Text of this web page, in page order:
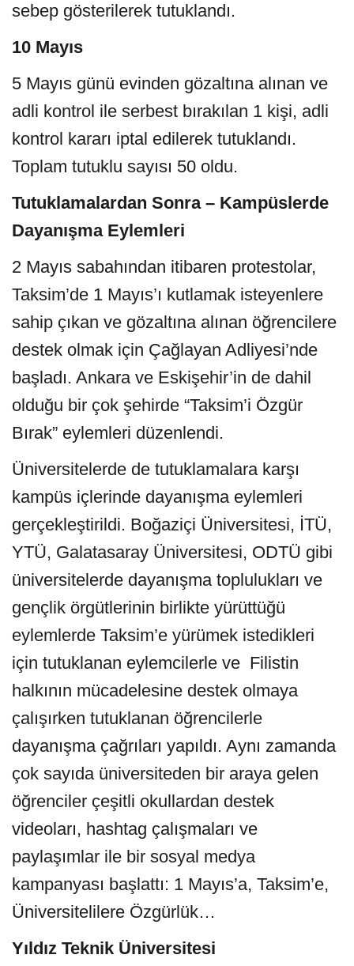
sebep gösterilerek tutuklandı.
10 Mayıs
5 Mayıs günü evinden gözaltına alınan ve
adli kontrol ile serbest bırakılan 1 kişi, adli
kontrol kararı iptal edilerek tutuklandı.
Toplam tutuklu sayısı 50 oldu.
Tutuklamalardan Sonra – Kampüslerde
Dayanışma Eylemleri
2 Mayıs sabahından itibaren protestolar,
Taksim’de 1 Mayıs’ı kutlamak isteyenlere
sahip çıkan ve gözaltına alınan öğrencilere
destek olmak için Çağlayan Adliyesi’nde
başladı. Ankara ve Eskişehir’in de dahil
olduğu bir çok şehirde “Taksim’i Özgür
Bırak” eylemleri düzenlendi.
Üniversitelerde de tutuklamalara karşı
kampüs içlerinde dayanışma eylemleri
gerçekleştirildi. Boğaziçi Üniversitesi, İTÜ,
YTÜ, Galatasaray Üniversitesi, ODTÜ gibi
üniversitelerde dayanışma toplulukları ve
gençlik örgütlerinin birlikte yürüttüğü
eylemlerde Taksim’e yürümek istedikleri
için tutuklanan eylemcilerle ve Filistin
halkının mücadelesine destek olmaya
çalışırken tutuklanan öğrencilerle
dayanışma çağrıları yapıldı. Aynı zamanda
çok sayıda üniversiteden bir araya gelen
öğrenciler çeşitli okullardan destek
videoları, hashtag çalışmaları ve
paylaşımlar ile bir sosyal medya
kampanyası başlattı: 1 Mayıs’a, Taksim’e,
Üniversitelilere Özgürlük…
Yıldız Teknik Üniversitesi